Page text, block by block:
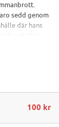
sedd genom
där hans
den statliga
när
utan att
skildrats i100 kr